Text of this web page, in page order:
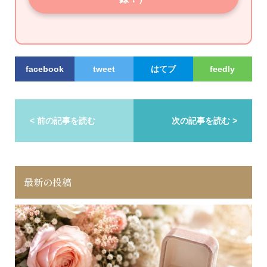
facebook tweet はてブ feedly
< 前の記事を読む 次の記事を読む >
最新の投稿